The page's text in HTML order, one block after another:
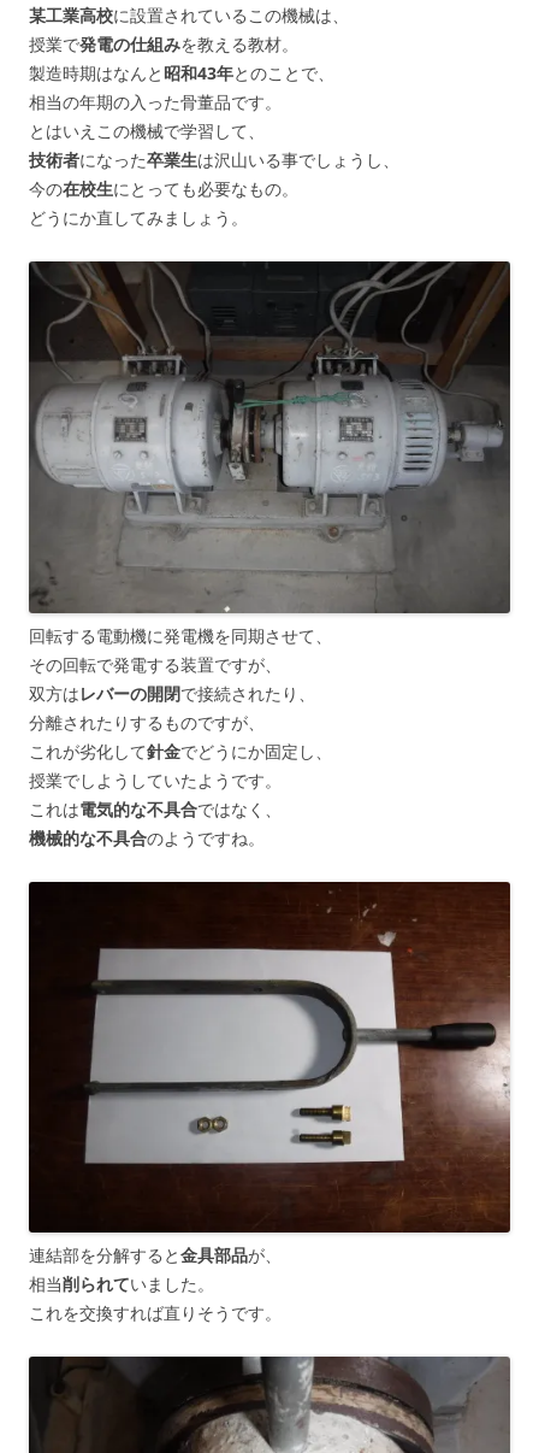
某工業高校に設置されているこの機械は、
授業で発電の仕組みを教える教材。
製造時期はなんと 昭和43年とのことで、
相当の年期の入った骨董品です。
とはいえこの機械で学習して、
技術者になった卒業生は沢山いる事でしょうし、
今の在校生にとっても必要なもの。
どうにか直してみましょう。
回転する電動機に発電機を同期させて、
その回転で発電する装置ですが、
双方はレバーの開閉で接続されたり、
分離されたりするものですが、
これが劣化して針金でどうにか固定し、
授業でしようしていたようです。
これは電気的な不具合ではなく、
機械的な不具合のようですね。
連結部を分解すると金具部品が、
相当削られていました。
これを交換すれば直りそうです。